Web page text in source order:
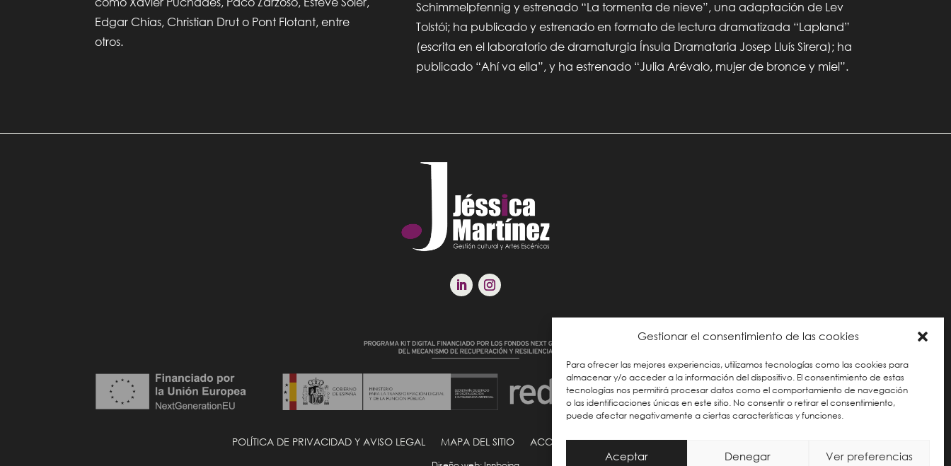
Gestionar el consentimiento de las cookies
Para ofrecer las mejores experiencias, utilizamos tecnologías como las cookies para
almacenar y/o acceder a la información del dispositivo. El consentimiento de estas
tecnologías nos permitirá procesar datos como el comportamiento de navegación
o las identificaciones únicas en este sitio. No consentir o retirar el consentimiento,
puede afectar negativamente a ciertas características y funciones.
Aceptar Denegar Ver preferencias
Edgar Chías, Christian Drut o Pont Flotant, entre
otros.
Schimmelpfennig y estrenado “La tormenta de nieve”, una adaptación de Lev
Tolstói; ha publicado y estrenado en formato de lectura dramatizada “Lapland”
(escrita en el laboratorio de dramaturgia Ínsula Dramataria Josep Lluís Sirera); ha
publicado “Ahí va ella”, y ha estrenado “Julia Arévalo, mujer de bronce y miel”.
POLÍTICA DE PRIVACIDAD Y AVISO LEGAL MAPA DEL SITIO ACCESIBILIDAD POLÍTICA DE COOKIES